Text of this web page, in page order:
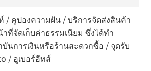
/ คูปองความฝัน / บริการจัดส่งสินค้า
ที่จัดเก็บค่าธรรมเนียม ซึ่งได้ทำ
นการเงินหรือร้านสะดวกซื้อ / จุดรับ
/ อูเบอร์อีทส์